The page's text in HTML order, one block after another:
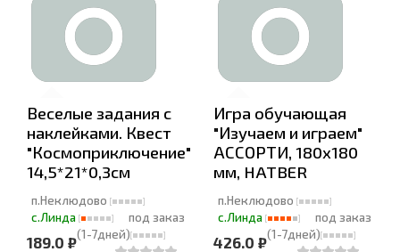
Веселые задания с
наклейками. Квест
"Космоприключение"
14,5*21*0,3см
п.Неклюдово
с.Линда
под заказ
(1-7дней)
189.0 ₽
Игра обучающая
"Изучаем и играем"
АССОРТИ, 180х180
мм, HATBER
п.Неклюдово
с.Линда
под заказ
(1-7дней)
426.0 ₽